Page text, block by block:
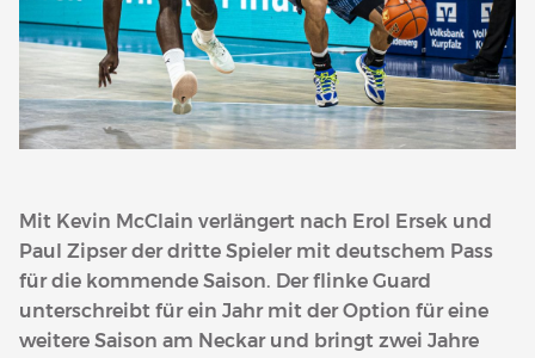
Mit Kevin McClain verlängert nach Erol Ersek und
Paul Zipser der dritte Spieler mit deutschem Pass
für die kommende Saison. Der flinke Guard
unterschreibt für ein Jahr mit der Option für eine
weitere Saison am Neckar und bringt zwei Jahre